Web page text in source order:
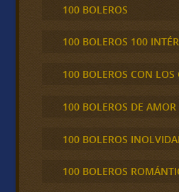
100 BOLEROS
100 BOLEROS 100
100 BOLEROS CON LOS
100 BOLEROS DE AMOR
100 BOLEROS
100 BOLEROS